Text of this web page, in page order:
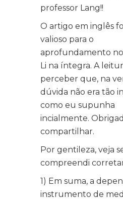
professor Lang!!
O artigo em inglês
valioso para o
aprofundamento
Li na íntegra. A
perceber que, na
dúvida não era tão
como eu supunha
incialmente.
compartilhar.
Por gentileza, veja
compreendi
1) Em suma, a
instrumento de